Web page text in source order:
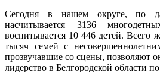
Сегодня в нашем округе, по
насчитывается 3136
воспитывается 10 446 детей. Всего
тысяч семей с
прозвучавшие со сцены, позволяют
лидерство в Белгородской области